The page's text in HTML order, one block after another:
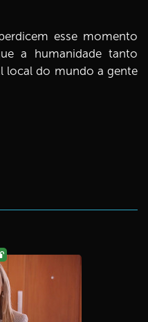
esse momento
a humanidade tanto
local do mundo a gente